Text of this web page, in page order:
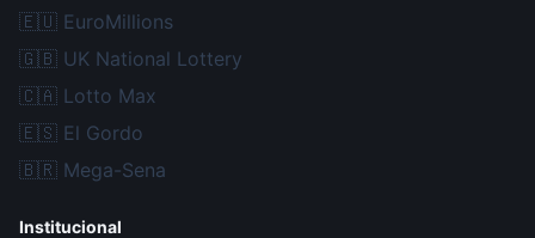
🇪🇺 EuroMillions
🇬🇧 UK National Lottery
🇨🇦 Lotto Max
🇪🇸 El Gordo
🇧🇷 Mega-Sena
Institucional